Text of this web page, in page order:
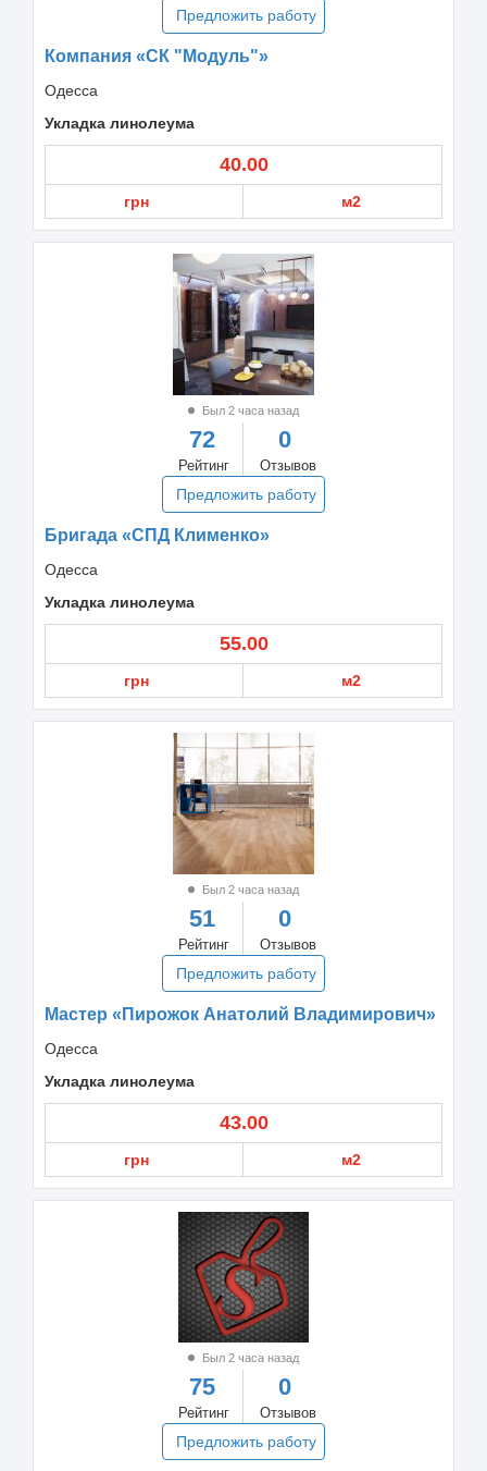
Предложить работу
Компания «СК "Модуль"»
Одесса
Укладка линолеума
40.00
грн м2
Был 2 часа назад
72
Рейтинг
0
Отзывов
Предложить работу
Бригада «СПД Клименко»
Одесса
Укладка линолеума
55.00
грн м2
Был 2 часа назад
51
Рейтинг
0
Отзывов
Предложить работу
Мастер «Пирожок Анатолий Владимирович»
Одесса
Укладка линолеума
43.00
грн м2
Был 2 часа назад
75
Рейтинг
0
Отзывов
Предложить работу